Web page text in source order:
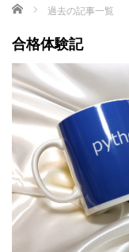
ホーム 過去の記事一覧
合格体験記